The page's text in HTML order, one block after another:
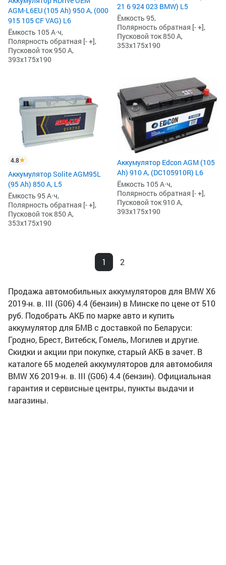
AGM-L6EU (105 Ah) 950 А, (000
915 105 CF VAG) L6
Ёмкость 105 А·ч,
Полярность обратная [- +],
Пусковой ток 950 А,
393x175x190
21 6 924 023 BMW) L5
Ёмкость 95,
Полярность обратная [- +],
Пусковой ток 850 А,
353x175x190
4.8
Аккумулятор Solite AGM95L
(95 Ah) 850 А, L5
Ёмкость 95 А·ч,
Полярность обратная [- +],
Пусковой ток 850 А,
353x175x190
Аккумулятор Edcon AGM (105
Ah) 910 А, (DC105910R) L6
Ёмкость 105 А·ч,
Полярность обратная [- +],
Пусковой ток 910 А,
393x175x190
1 2
Продажа автомобильных аккумуляторов для BMW X6
2019-н. в. III (G06) 4.4 (бензин) в Минске по цене от 510
руб. Подобрать АКБ по марке авто и купить
аккумулятор для БМВ с доставкой по Беларуси:
Гродно, Брест, Витебск, Гомель, Могилев и другие.
Скидки и акции при покупке, старый АКБ в зачет. В
каталоге 65 моделей аккумуляторов для автомобиля
BMW X6 2019-н. в. III (G06) 4.4 (бензин). Официальная
гарантия и сервисные центры, пункты выдачи и
магазины.